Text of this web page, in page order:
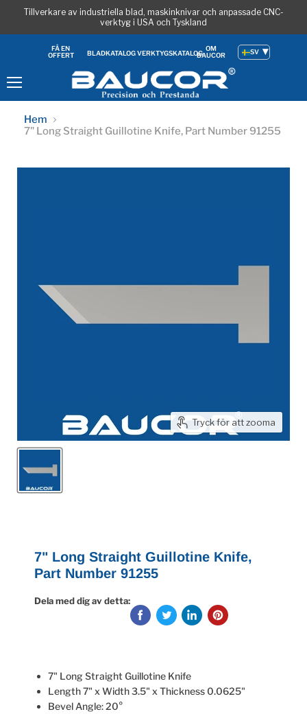
Tillverkare av industriella blad, maskinknivar och anpassade CNC-
verktyg i USA och Tyskland
FÅ EN
OFFERT
BLADKATALOG VERKTYGSKATALOG
OM
BAUCOR
SV
Hem
7" Long Straight Guillotine Knife, Part Number 91255
Tryck för att zooma
7" Long Straight Guillotine Knife,
Part Number 91255
Dela med dig av detta:
7" Long Straight Guillotine Knife
Length 7" x Width 3.5" x Thickness 0.0625"
Bevel Angle: 20°